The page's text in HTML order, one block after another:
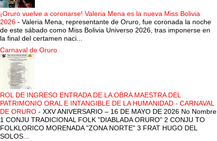
¡Oruro vuelve a coronarse! Valeria Mena es la nueva Miss Bolivia
2026 - Valeria Mena, representante de Oruro, fue coronada la noche
de este sábado como Miss Bolivia Universo 2026, tras imponerse en
la final del certamen naci...
Carnaval de Oruro
ROL DE INGRESO ENTRADA DE LA OBRA MAESTRA DEL
PATRIMONIO ORAL E INTANGIBLE DE LA HUMANIDAD - CARNAVAL
DE ORURO - XXV ANIVERSARIO – 16 DE MAYO DE 2026 No Nombre
1 CONJU TRADICIONAL FOLK "DIABLADA ORURO" 2 CONJU TO
FOLKLORICO MORENADA "ZONA NORTE" 3 FRAT HUGO DEL
SOLOS...